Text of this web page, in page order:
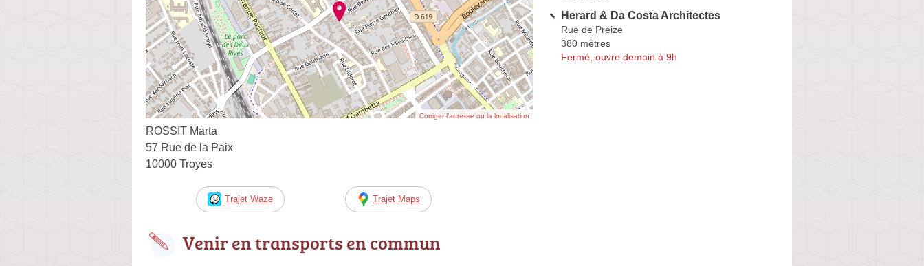
Corriger l’adresse ou la localisation
ROSSIT Marta
57 Rue de la Paix
10000 Troyes
Trajet Waze Trajet Maps
Venir en transports en commun
Herard & Da Costa Architectes
Rue de Preize
380 mètres
Fermé, ouvre demain à 9h